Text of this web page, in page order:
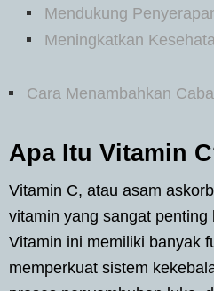
Mendukung
Meningkatkan
Cara Menambahkan
Apa Itu Vitamin
Vitamin C, atau asam
vitamin yang sangat penting
Vitamin ini memiliki banyak
memperkuat sistem